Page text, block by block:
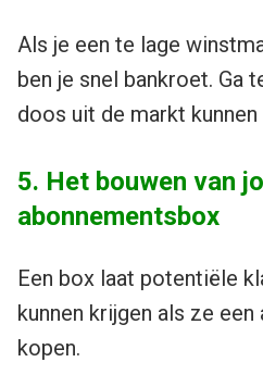
Als je een te lage
ben je snel bankroet. Ga
doos uit de markt kunnen
5. Het bouwen van
abonnementsbox
Een box laat potentiële
kunnen krijgen als ze
kopen.